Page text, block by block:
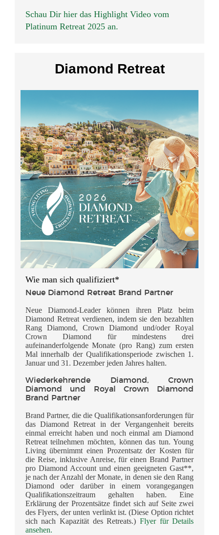
Schau Dir hier das Highlight Video vom
Platinum Retreat 2025 an.
Diamond Retreat
Wie man sich qualifiziert*
Neue Diamond Retreat Brand Partner
Neue Diamond-Leader können ihren Platz beim
Diamond Retreat verdienen, indem sie den bezahlten
Rang Diamond, Crown Diamond und/oder Royal
Crown Diamond für mindestens drei
aufeinanderfolgende Monate (pro Rang) zum ersten
Mal innerhalb der Qualifikationsperiode zwischen 1.
Januar und 31. Dezember jeden Jahres halten.
Wiederkehrende Diamond, Crown
Diamond und Royal Crown Diamond
Brand Partner
Brand Partner, die die Qualifikationsanforderungen für
das Diamond Retreat in der Vergangenheit bereits
einmal erreicht haben und noch einmal am Diamond
Retreat teilnehmen möchten, können das tun. Young
Living übernimmt einen Prozentsatz der Kosten für
die Reise, inklusive Anreise, für einen Brand Partner
pro Diamond Account und einen geeigneten Gast**,
je nach der Anzahl der Monate, in denen sie den Rang
Diamond oder darüber in einem vorangegangen
Qualifikationszeitraum gehalten haben. Eine
Erklärung der Prozentsätze findet sich auf Seite zwei
des Flyers, der unten verlinkt ist. (Diese Option richtet
sich nach Kapazität des Retreats.)Flyer für Details
ansehen.